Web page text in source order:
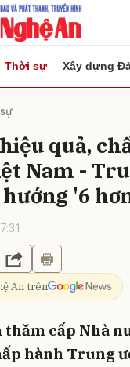
Thời sự Xây dựng
quả,
Nam -
'6
An trên
cấp Nhà
hành Trung